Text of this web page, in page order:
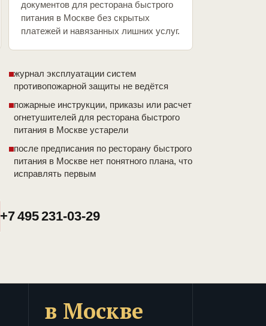
документов для ресторана быстрого
питания в Москве без скрытых
платежей и навязанных лишних услуг.
журнал эксплуатации систем
противопожарной защиты не ведётся
пожарные инструкции, приказы или расчет
огнетушителей для ресторана быстрого
питания в Москве устарели
после предписания по ресторану быстрого
питания в Москве нет понятного плана, что
исправлять первым
+7 495 231-03-29
в Москве